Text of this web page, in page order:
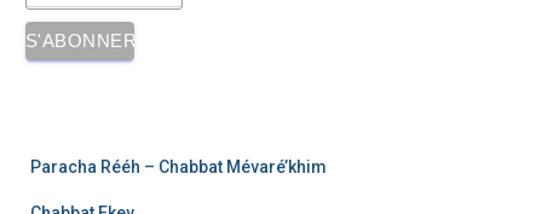
Paracha Rééh – Chabbat Mévaré’khim